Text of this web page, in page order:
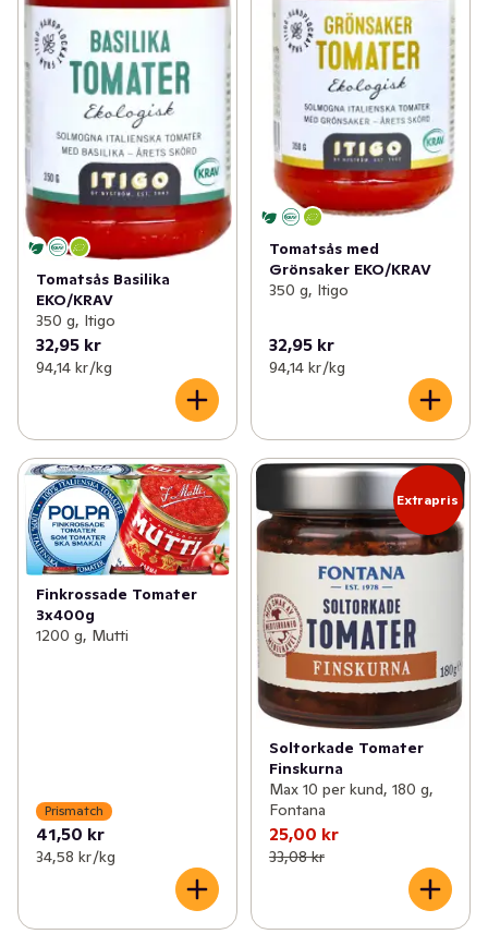
Tomatsås Basilika
EKO/KRAV
350 g, Itigo
32,95 kr
94,14 kr /kg
Tomatsås med
Grönsaker EKO/KRAV
350 g, Itigo
32,95 kr
94,14 kr /kg
Finkrossade Tomater
3x400g
1200 g, Mutti
Prismatch
41,50 kr
34,58 kr /kg
Extrapris
Soltorkade Tomater
Finskurna
Max 10 per kund, 180 g,
Fontana
25,00 kr
33,08 kr